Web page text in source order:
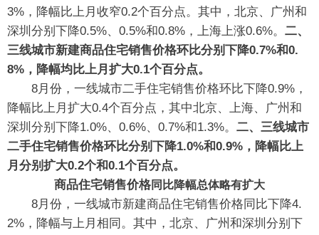
3%，降幅比上月收窄0.2个百分点。其中，北京、广州和
深圳分别下降0.5%、0.5%和0.8%，上海上涨0.6%。 二、
三线城市新建商品住宅销售价格环比分别下降0.7%和0.
8%，降幅均比上月扩大0.1个百分点。
8月份，一线城市二手住宅销售价格环比下降0.9%，
降幅比上月扩大0.4个百分点，其中北京、上海、广州和
深圳分别下降1.0%、0.6%、0.7%和1.3%。 二、三线城市
二手住宅销售价格环比分别下降1.0%和0.9%，降幅比上
月分别扩大0.2个和0.1个百分点。
商品住宅销售价格同比降幅总体略有扩大
8月份，一线城市新建商品住宅销售价格同比下降4.
2%，降幅与上月相同。其中，北京、广州和深圳分别下